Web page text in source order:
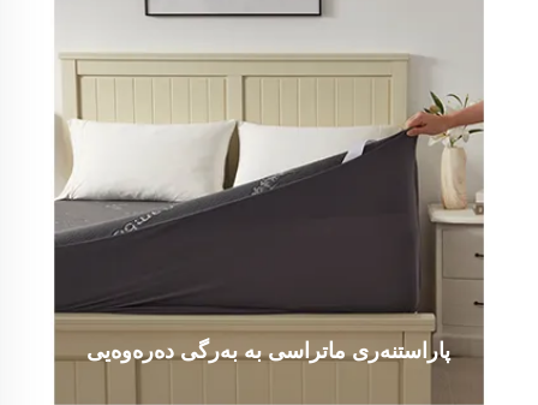
پاراستنەری ماتراسی بە بەرگی دەرەوەیی